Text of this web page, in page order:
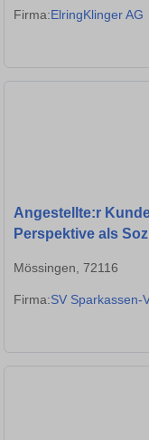
Firma:ElringKlinger AG
Angestellte:r
Perspektive als
Mössingen, 72116
Firma:SV Sparkassen-